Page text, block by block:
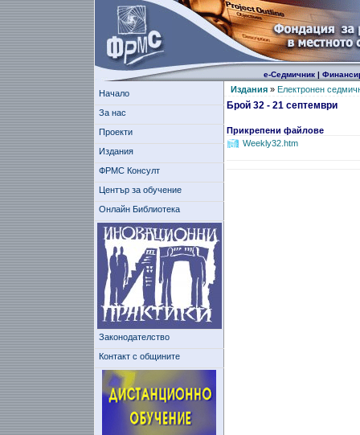
е-Седмичник|
Начало
За нас
Проекти
Издания
ФРМС Консулт
Център за обучение
Онлайн Библиотека
Законодателство
Контакт с общините
Издания» Електронен
Брой 32 - 21 септември
Прикрепени файлове
Weekly32.htm